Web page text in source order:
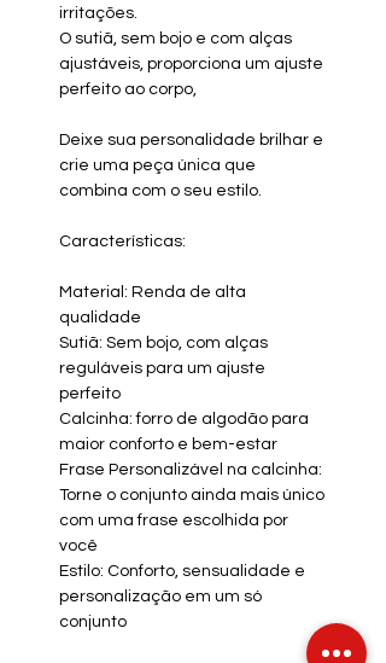
irritações.
O sutiã, sem bojo e com alças
ajustáveis, proporciona um ajuste
perfeito ao corpo,
Deixe sua personalidade brilhar e
crie uma peça única que
combina com o seu estilo.
Características:
Material: Renda de alta
qualidade
Sutiã: Sem bojo, com alças
reguláveis para um ajuste
perfeito
Calcinha: forro de algodão para
maior conforto e bem-estar
Frase Personalizável na calcinha:
Torne o conjunto ainda mais único
com uma frase escolhida por
você
Estilo: Conforto, sensualidade e
personalização em um só
conjunto